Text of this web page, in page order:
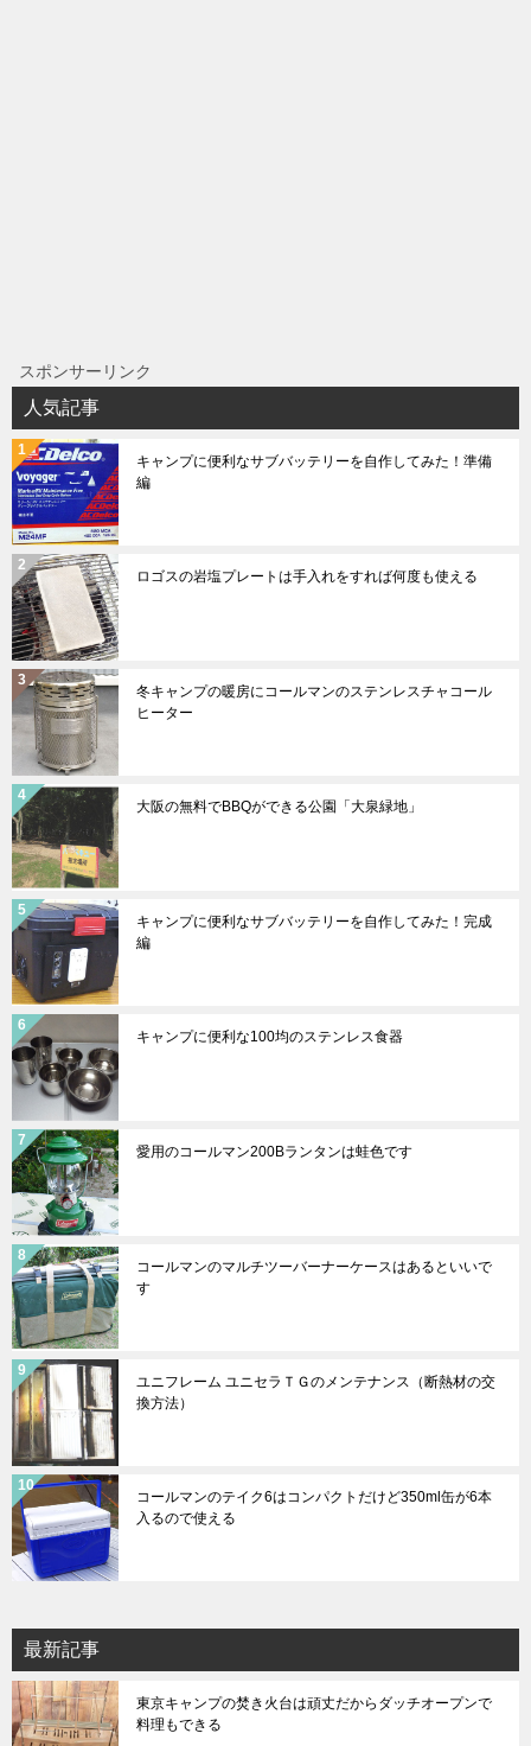
スポンサーリンク
人気記事
キャンプに便利なサブバッテリーを自作してみた！準備
編
ロゴスの岩塩プレートは手入れをすれば何度も使える
冬キャンプの暖房にコールマンのステンレスチャコール
ヒーター
大阪の無料でBBQができる公園「大泉緑地」
キャンプに便利なサブバッテリーを自作してみた！完成
編
キャンプに便利な100均のステンレス食器
愛用のコールマン200Bランタンは蛙色です
コールマンのマルチツーバーナーケースはあるといいで
す
ユニフレーム ユニセラＴＧのメンテナンス（断熱材の交
換方法）
コールマンのテイク6はコンパクトだけど350ml缶が6本
入るので使える
最新記事
東京キャンプの焚き火台は頑丈だからダッチオープンで
料理もできる